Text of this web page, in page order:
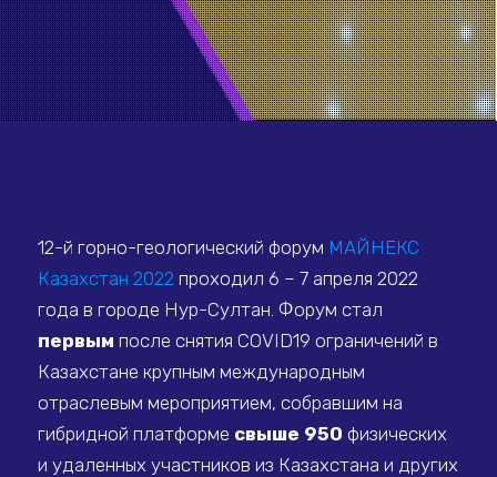
12-й горно-геологический форум МАЙНЕКС
Казахстан 2022 проходил 6 – 7 апреля 2022
года в городе Нур-Султан. Форум стал
первымпосле снятия COVID19 ограничений в
Казахстане крупным международным
отраслевым мероприятием, собравшим на
гибридной платформе свыше 950 физических
и удаленных участников из Казахстана и других